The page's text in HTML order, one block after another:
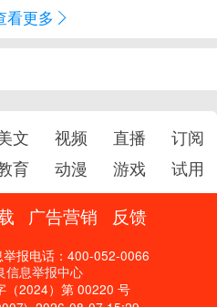
看更多
文 视频 直播
订阅
育 动漫 游戏 试用
广告营销 反馈
报电话：400-052-0066
信息举报中心
（2024）第 00220 号